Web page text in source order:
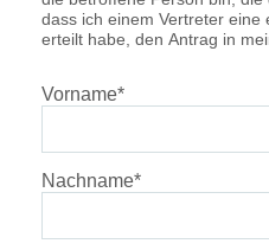
dass ich einem Vertreter eine
erteilt habe, den Antrag in
Vorname*
Nachname*